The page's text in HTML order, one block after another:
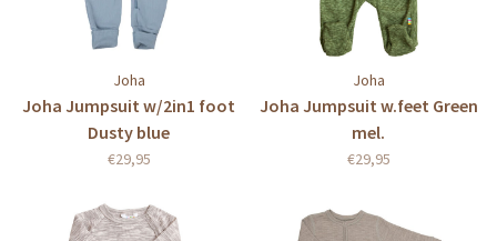
Joha
Joha Jumpsuit w/2in1 foot
Dusty blue
€29,95
Joha
Joha Jumpsuit w.feet Green
mel.
€29,95